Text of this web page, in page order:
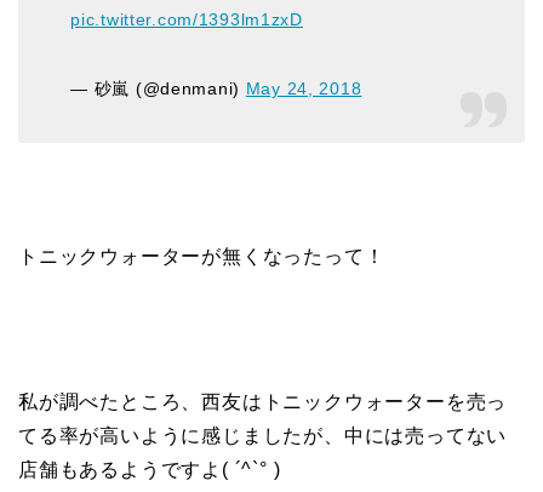
pic.twitter.com/1393lm1zxD
— 砂嵐 (@denmani) May 24, 2018
トニックウォーターが無くなったって！
私が調べたところ、西友はトニックウォーターを売っ
てる率が高いように感じましたが、中には売ってない
店舗もあるようですよ( ´^`° )